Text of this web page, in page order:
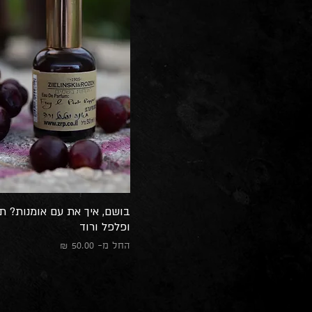
בושם, איך את עם אומנות?
ופלפל ורוד
החל מ-
מחיר מבצע